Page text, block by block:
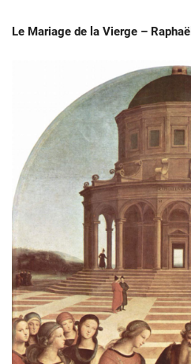
Le Mariage de la Vierge – Raphaël